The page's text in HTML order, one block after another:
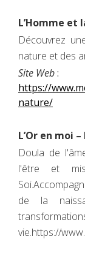
L’Homme et
Découvrez
nature et des
Site Web:
https://
nature/
L’Or en moi –
Doula de
l'être et
de la
vie.https://